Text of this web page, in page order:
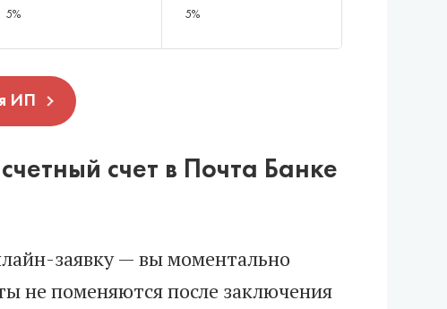
5% 5%
ИП
счет в Почта Банке
заявку — вы моментально
не поменяются после заключения